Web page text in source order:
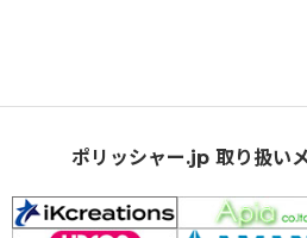
ポリッシャー.jp 取り扱い